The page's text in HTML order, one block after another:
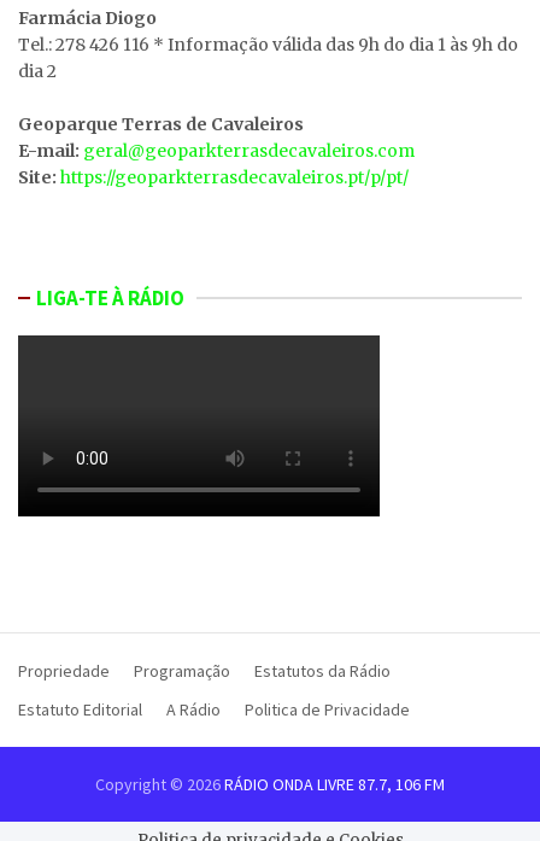
Farmácia Diogo
Tel.: 278 426 116 * Informação válida das 9h do dia 1 às 9h do
dia 2
Geoparque Terras de Cavaleiros
E-mail: geral@geoparkterrasdecavaleiros.com
Site: https://geoparkterrasdecavaleiros.pt/p/pt/
LIGA-TE À RÁDIO
Propriedade Programação
Estatutos da Rádio
Estatuto Editorial
A Rádio Politica de Privacidade
Copyright © 2026RÁDIO ONDA LIVRE 87.7, 106 FM